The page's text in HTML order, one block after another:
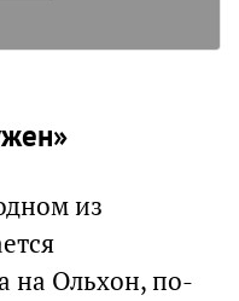
из
на Ольхон, по-